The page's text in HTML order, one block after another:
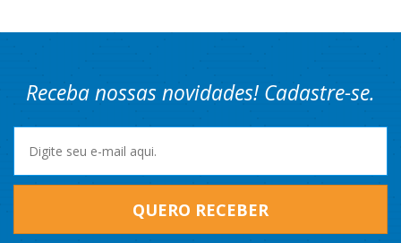
Receba nossas novidades! Cadastre-se.
QUERO RECEBER